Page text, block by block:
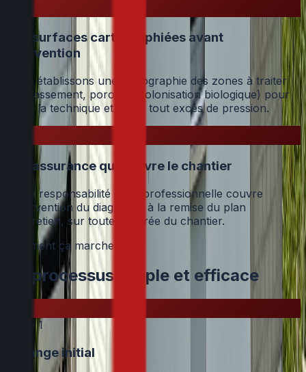
Des surfaces cartographiées avant
intervention
Nous établissons une cartographie des zones à traiter
(encrassement, porosité, colonisation biologique) pour
cibler la technique et éviter tout excès de pression.
Une assurance qui couvre le chantier
Notre responsabilité civile professionnelle couvre
l'intervention du diagnostic à la remise du plan
d'entretien, sur toute la durée du chantier.
Comment ça marche
Un processus simple et efficace
Étape1
Échange initial